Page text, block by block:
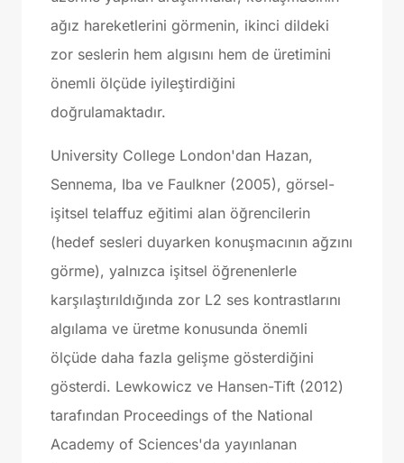
ağız hareketlerini görmenin, ikinci dildeki
zor seslerin hem algısını hem de üretimini
önemli ölçüde iyileştirdiğini
doğrulamaktadır.
University College London'dan Hazan,
Sennema, Iba ve Faulkner (2005), görsel-
işitsel telaffuz eğitimi alan öğrencilerin
(hedef sesleri duyarken konuşmacının ağzını
görme), yalnızca işitsel öğrenenlerle
karşılaştırıldığında zor L2 ses kontrastlarını
algılama ve üretme konusunda önemli
ölçüde daha fazla gelişme gösterdiğini
gösterdi. Lewkowicz ve Hansen-Tift (2012)
tarafından Proceedings of the National
Academy of Sciences'da yayınlanan